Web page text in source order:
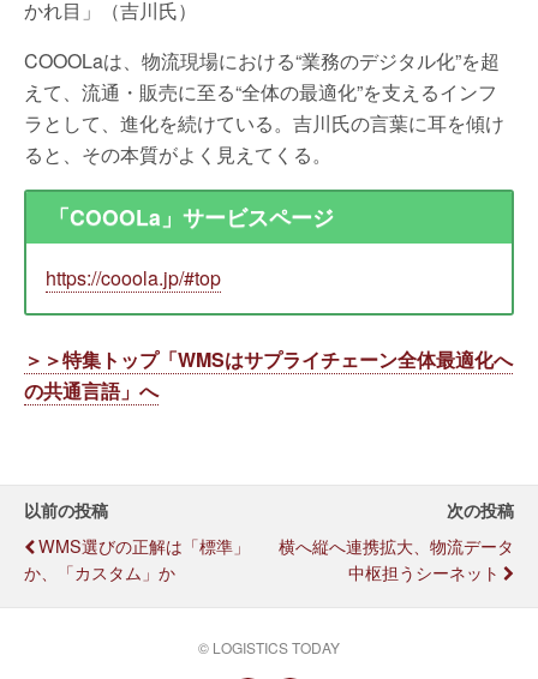
かれ目」（吉川氏）
COOOLaは、物流現場における“業務のデジタル化”を超
えて、流通・販売に至る“全体の最適化”を支えるインフ
ラとして、進化を続けている。吉川氏の言葉に耳を傾け
ると、その本質がよく見えてくる。
「COOOLa」サービスページ
https://cooola.jp/#top
＞＞特集トップ「WMSはサプライチェーン全体最適化へ
の共通言語」へ
以前の投稿
WMS選びの正解は「標準」
か、「カスタム」か
次の投稿
横へ縦へ連携拡大、物流データ
中枢担うシーネット
© LOGISTICS TODAY